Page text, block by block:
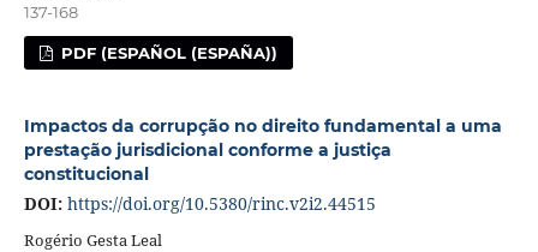
137-168
PDF (ESPAÑOL (ESPAÑA))
Impactos da corrupção no direito fundamental a uma
prestação jurisdicional conforme a justiça
constitucional
DOI: https://doi.org/10.5380/rinc.v2i2.44515
Rogério Gesta Leal